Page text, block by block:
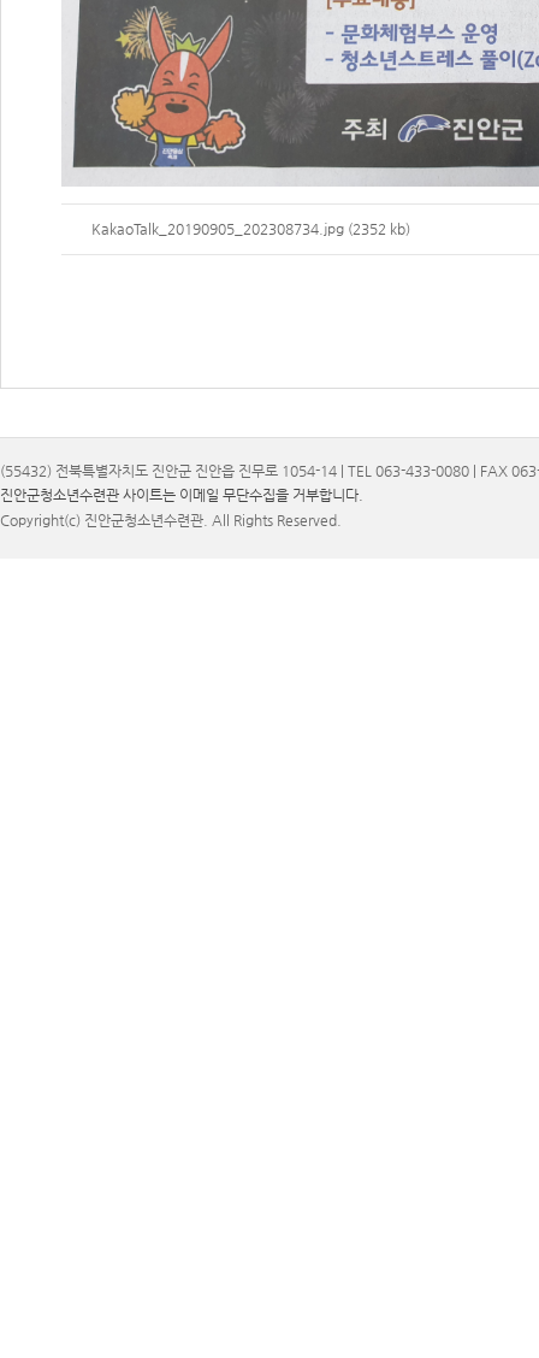
KakaoTalk_20190905_202308734.jpg (2352 kb)
(55432) 전북특별자치도 진안군 진안읍 진무로 1054-14 | TEL 063-433-0080 | FAX
진안군청소년수련관 사이트는 이메일 무단수집을 거부합니다.
Copyright(c) 진안군청소년수련관. All Rights Reserved.